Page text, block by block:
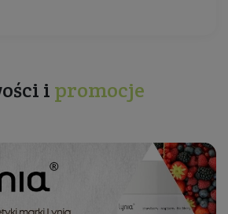
i promocje